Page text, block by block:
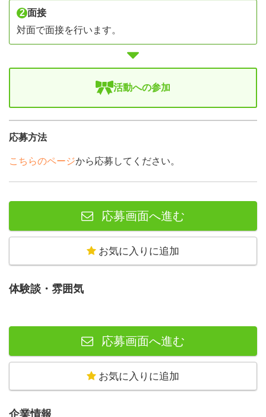
2 面接
対面で面接を行います。
活動への参加
応募方法
こちらのページから応募してください。
応募画面へ進む
お気に入りに追加
体験談・雰囲気
応募画面へ進む
お気に入りに追加
企業情報